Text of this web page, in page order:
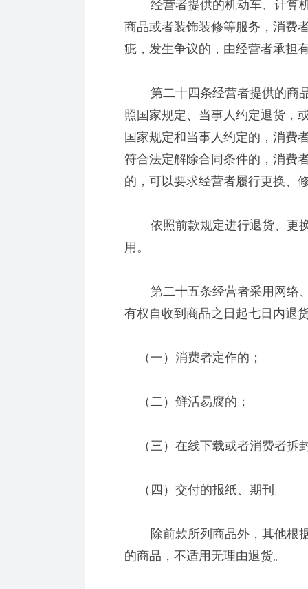
经营者提供的机动车、计算机
商品或者装饰装修等服务，消费
疵，发生争议的，由经营者承担
第二十四条经营者提供的商品
照国家规定、当事人约定退货，
国家规定和当事人约定的，消费
符合法定解除合同条件的，消费
的，可以要求经营者履行更换、
依照前款规定进行退货、更换
用。
第二十五条经营者采用网络、
有权自收到商品之日起七日内退
（一）消费者定作的；
（二）鲜活易腐的；
（三）在线下载或者消费者拆
（四）交付的报纸、期刊。
除前款所列商品外，其他根据
的商品，不适用无理由退货。